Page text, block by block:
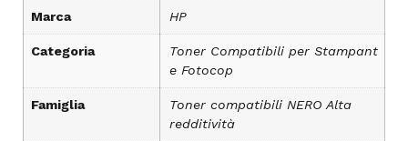
Marca HP
Categoria
Toner Compatibili per Stampant
e Fotocop
Famiglia
Toner compatibili NERO Alta
redditività